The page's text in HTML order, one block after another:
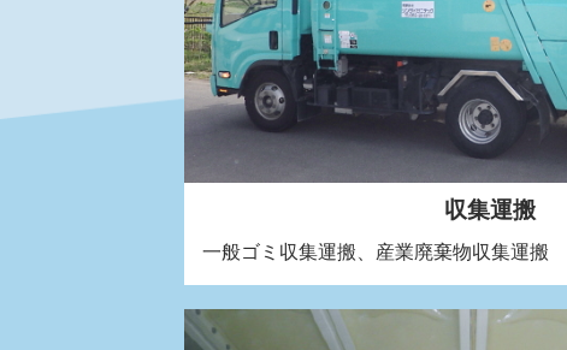
収集運搬
一般ゴミ収集運搬、産業廃棄物収集運搬